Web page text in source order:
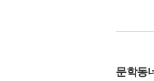
문학동